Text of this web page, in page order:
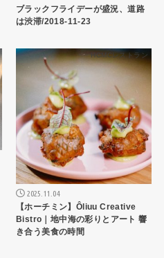
ブラックフライデーが盛況、道路
は渋滞/2018-11-23
HCMCレストラン
2025.11.04
【ホーチミン】Ôliuu Creative
Bistro｜地中海の彩りとアート 響
き合う美食の時間